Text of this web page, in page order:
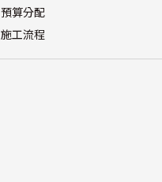
預算分配
施工流程